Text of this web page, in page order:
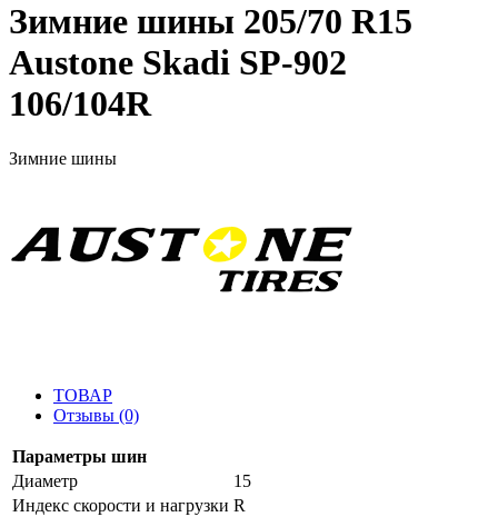
Зимние шины 205/70 R15
Austone Skadi SP-902
106/104R
Зимние шины
ТОВАР
Отзывы (0)
Параметры шин
Диаметр
15
Индекс скорости и нагрузки R